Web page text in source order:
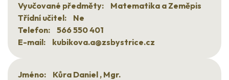
Vyučované předměty:
Matematika a Zeměpis
Třídní učitel:
Ne
Telefon:
566 550 401
E-mail:
kubikova.a@zsbystrice.cz
Jméno:
Kůra Daniel , Mgr.